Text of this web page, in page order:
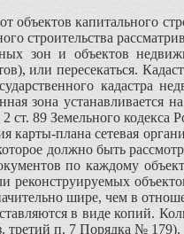
объектов капитального
строительства
зон и объектов
или пересекаться.
кадастра
зона устанавлива­ется
2 ст. 89 Земельного
карты-плана сетевая
должно быть
по каждому
реконструируемых
шире, чем в
в виде копий.
третий п. 7 Порядка № 179).